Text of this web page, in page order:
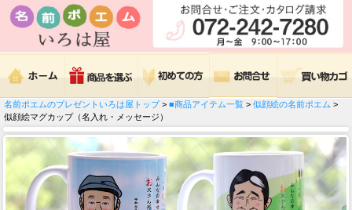
名前ポエムのプレゼントいろは屋トップ> ■商品アイテム一覧 > 似顔絵の名前ポエム >
似顔絵マグカップ（名入れ・メッセージ）